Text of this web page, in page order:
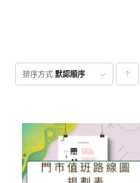
排序方式默認順序
品